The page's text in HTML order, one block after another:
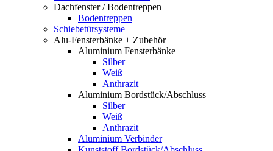
Dachfenster / Bodentreppen
Bodentreppen
Schiebetürsysteme
Alu-Fensterbänke + Zubehör
Aluminium Fensterbänke
Silber
Weiß
Anthrazit
Aluminium Bordstück/Abschluss
Silber
Weiß
Anthrazit
Aluminium Verbinder